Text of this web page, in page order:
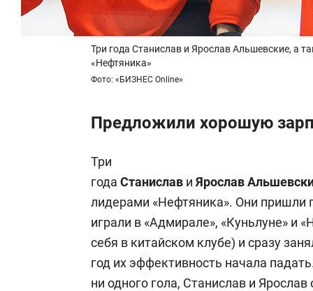
Три года Станислав и Ярослав Альшевские, а
«Нефтяника»
Фото: «БИЗНЕС Online»
Предложили хорошую
Три
года Станислав и Ярослав
лидерами «Нефтяника». Они пришли
играли в «Адмирале», «Куньлуне» и
себя в китайском клубе) и сразу
год их эффективность начала
ни одного гола, Станислав и